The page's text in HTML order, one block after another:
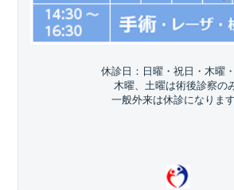
休診日：日曜・祝日・木曜
木曜、土曜は術後診察の
一般外来は休診になります